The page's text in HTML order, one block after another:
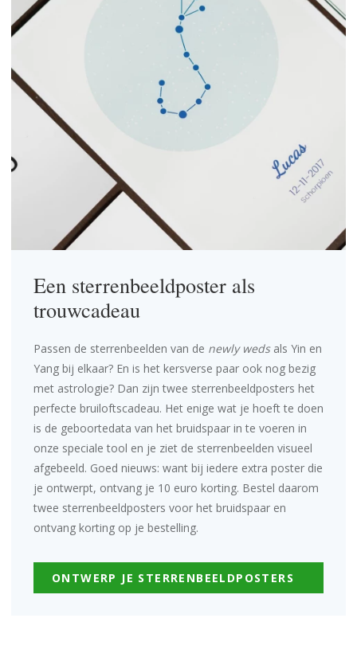
Een sterrenbeeldposter als
trouwcadeau
Passen de sterrenbeelden van de newly wedsals Yin en
Yang bij elkaar? En is het kersverse paar ook nog bezig
met astrologie? Dan zijn twee sterrenbeeldposters het
perfecte bruiloftscadeau. Het enige wat je hoeft te doen
is de geboortedata van het bruidspaar in te voeren in
onze speciale tool en je ziet de sterrenbeelden visueel
afgebeeld. Goed nieuws: want bij iedere extra poster die
je ontwerpt, ontvang je 10 euro korting. Bestel daarom
twee sterrenbeeldposters voor het bruidspaar en
ontvang korting op je bestelling.
ONTWERP JE STERRENBEELDPOSTERS